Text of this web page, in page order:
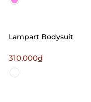
Lampart Bodysuit
310.000₫